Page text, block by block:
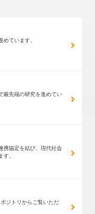
めています。
最先端の研究を進めてい
携協定を結び、現代社会
す。
ジトリからご覧いただ